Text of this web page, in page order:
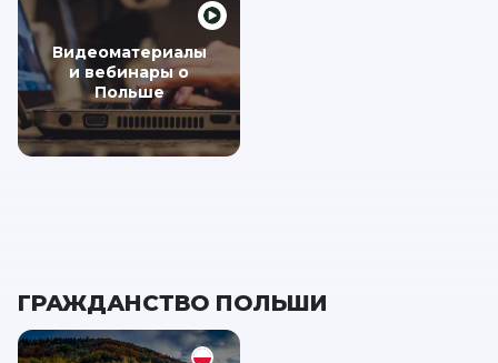
Видеоматериалы
и вебинары о
Польше
ГРАЖДАНСТВО ПОЛЬШИ